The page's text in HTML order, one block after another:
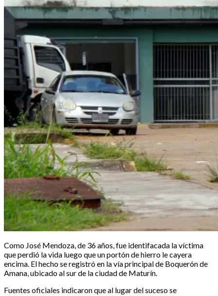
Como José Mendoza, de 36 años, fue identifacada la víctima
que perdió la vida luego que un portón de hierro le cayera
encima. El hecho se registró en la vía principal de Boquerón de
Amana, ubicado al sur de la ciudad de Maturín.
Fuentes oficiales indicaron que al lugar del suceso se